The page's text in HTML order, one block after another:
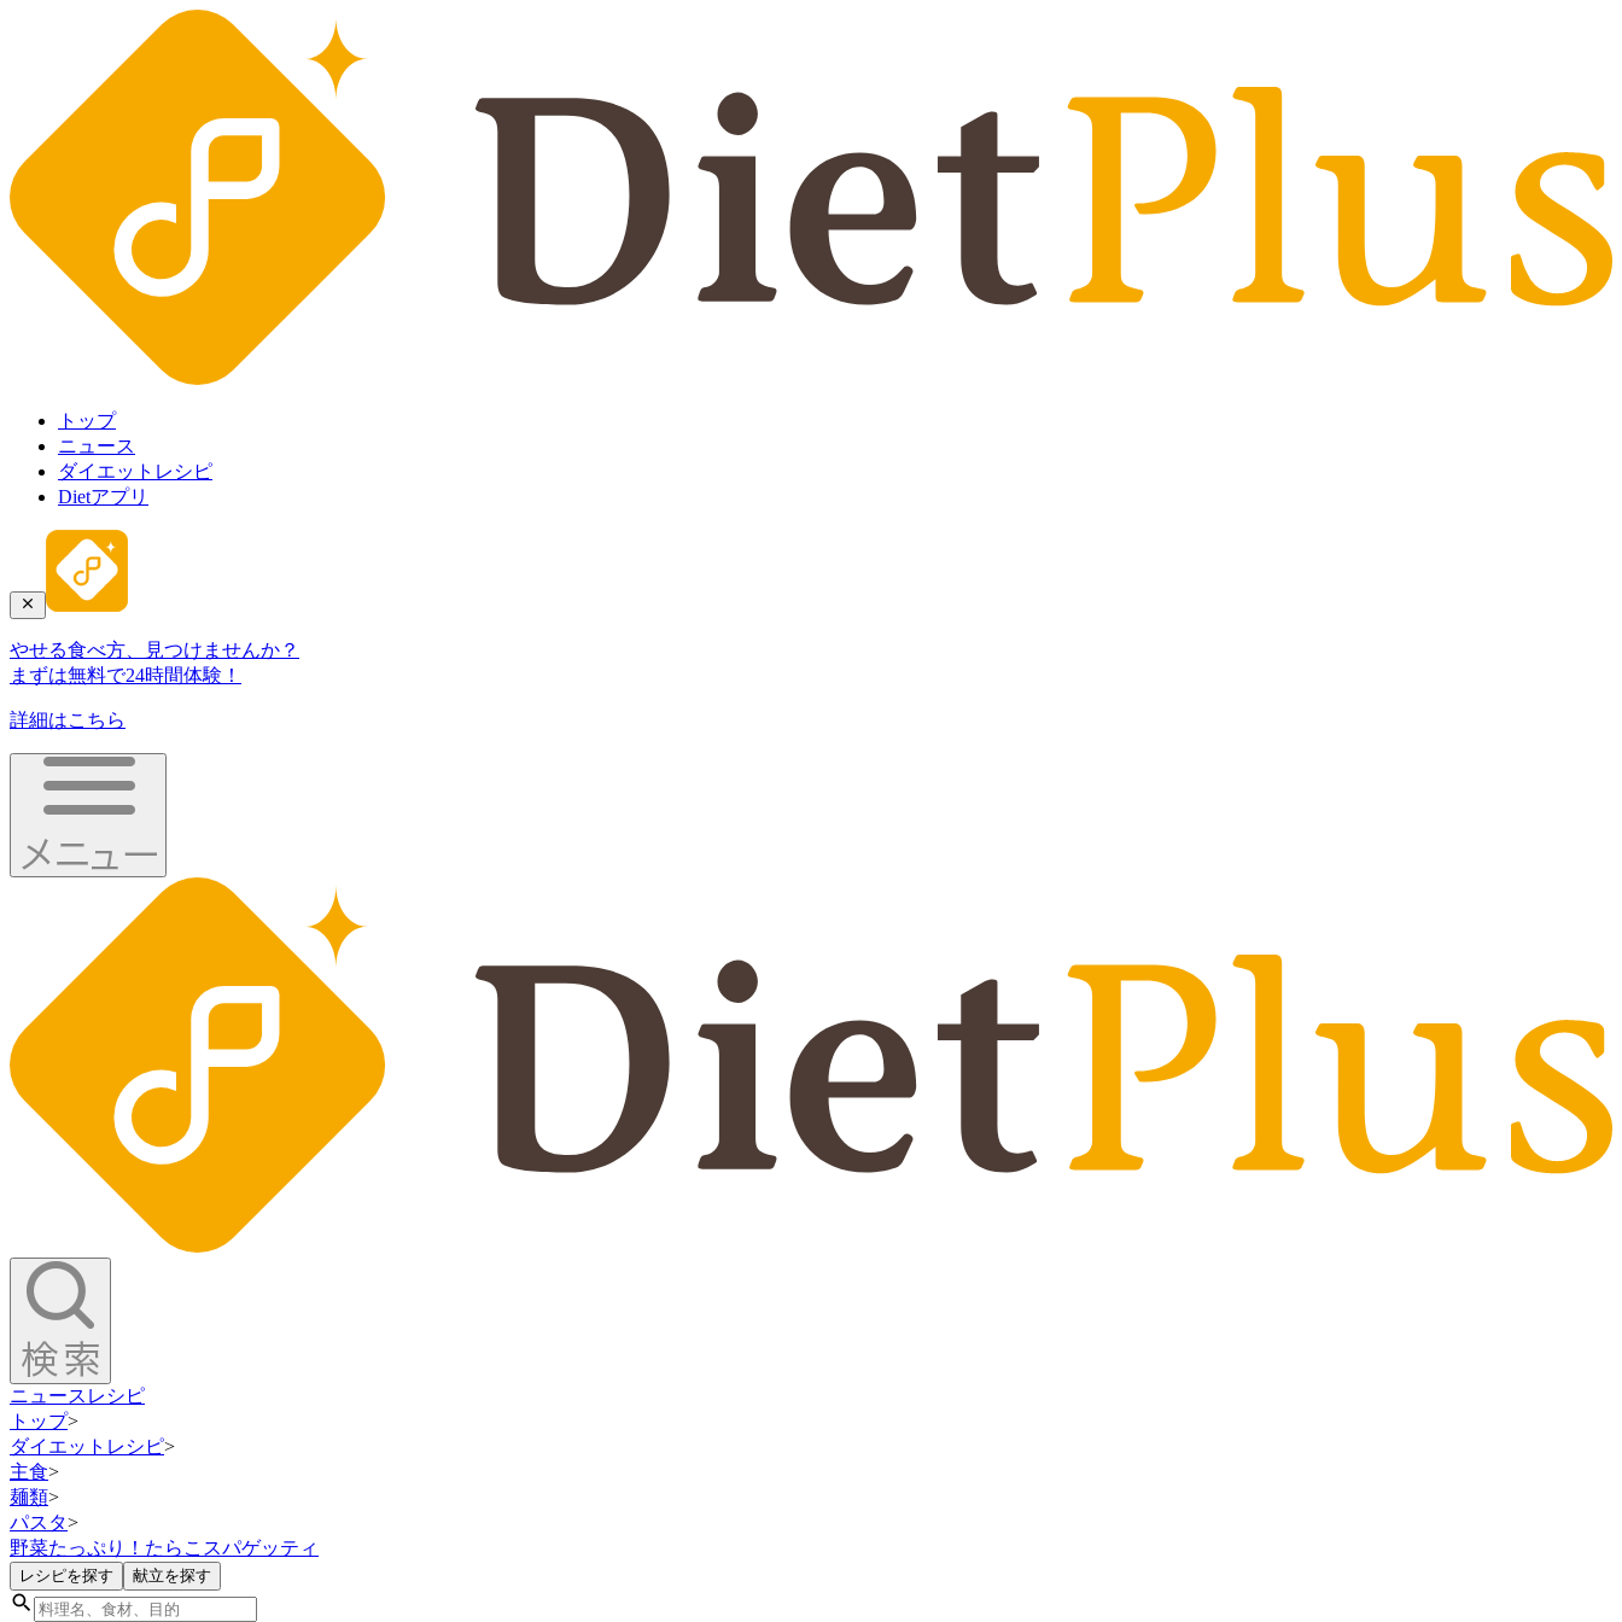
トップ
ニュース
ダイエットレシピ
Dietアプリ
やせる食べ方、見つけませんか？
まずは無料で24時間体験！
詳細はこちら
ニュース レシピ
トップ>
ダイエットレシピ>
主食>
麺類>
パスタ>
野菜たっぷり！たらこスパゲッティ
レシピを探す 献立を探す